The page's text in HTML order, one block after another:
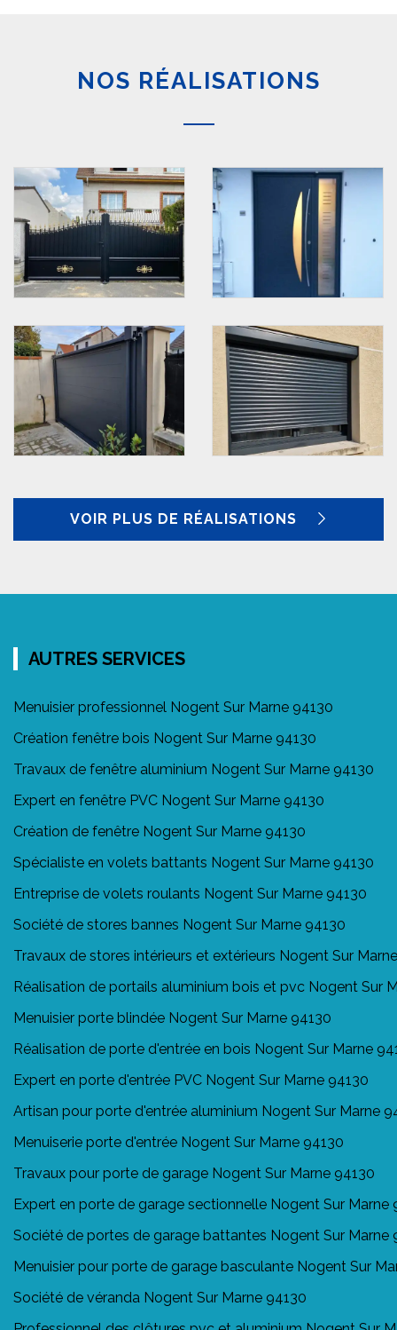
NOS RÉALISATIONS
VOIR PLUS DE RÉALISATIONS
AUTRES SERVICES
Menuisier professionnel Nogent Sur Marne 94130
Création fenêtre bois Nogent Sur Marne 94130
Travaux de fenêtre aluminium Nogent Sur Marne 94130
Expert en fenêtre PVC Nogent Sur Marne 94130
Création de fenêtre Nogent Sur Marne 94130
Spécialiste en volets battants Nogent Sur Marne 94130
Entreprise de volets roulants Nogent Sur Marne 94130
Société de stores bannes Nogent Sur Marne 94130
Travaux de stores intérieurs et extérieurs Nogent Sur
Réalisation de portails aluminium bois et pvc Nogent Sur
Menuisier porte blindée Nogent Sur Marne 94130
Réalisation de porte d'entrée en bois Nogent Sur Marne
Expert en porte d'entrée PVC Nogent Sur Marne 94130
Artisan pour porte d'entrée aluminium Nogent Sur Marne
Menuiserie porte d'entrée Nogent Sur Marne 94130
Travaux pour porte de garage Nogent Sur Marne 94130
Expert en porte de garage sectionnelle Nogent Sur Marne
Société de portes de garage battantes Nogent Sur Marne
Menuisier pour porte de garage basculante Nogent Sur
Société de véranda Nogent Sur Marne 94130